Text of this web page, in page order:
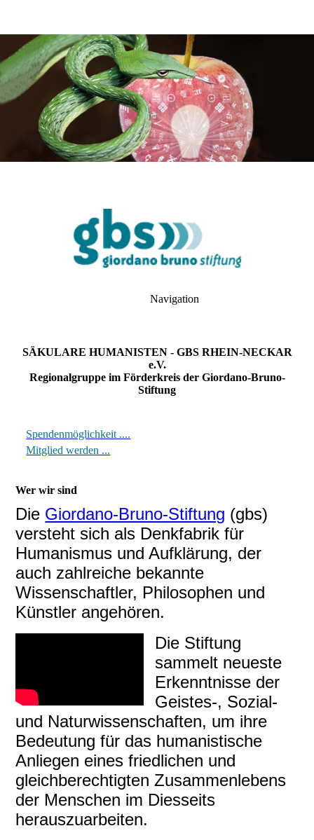
Navigation
SÄKULARE HUMANISTEN - GBS RHEIN-NECKAR
e.V.
Regionalgruppe im Förderkreis der Giordano-Bruno-
Stiftung
Spendenmöglichkeit ....
Mitglied werden ...
Wer wir sind
Die Giordano-Bruno-Stiftung (gbs)
versteht sich als Denkfabrik für
Humanismus und Aufklärung, der
auch zahlreiche bekannte
Wissenschaftler, Philosophen und
Künstler angehören.
Die Stiftung
sammelt neueste
Erkenntnisse der
Geistes‑, Sozial-
und Naturwissenschaften, um ihre
Bedeutung für das humanistische
Anliegen eines friedlichen und
gleichberechtigten Zusammenlebens
der Menschen im Diesseits
herauszuarbeiten.